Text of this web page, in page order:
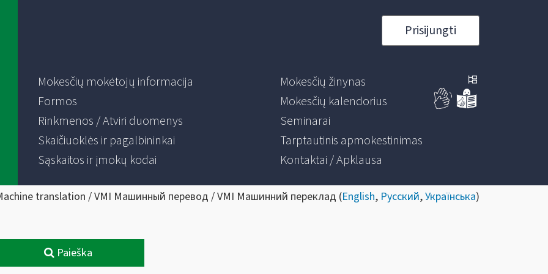
Prisijungti
Mokesčių mokėtojų informacija
Formos
Rinkmenos / Atviri duomenys
Skaičiuoklės ir pagalbininkai
Sąskaitos ir įmokų kodai
Mokesčių žinynas
Mokesčių kalendorius
Seminarai
Tarptautinis apmokestinimas
Kontaktai / Apklausa
translation / VMI Машинный перевод / VMI Машинний переклад (English, Русский,Українська)
Paieška